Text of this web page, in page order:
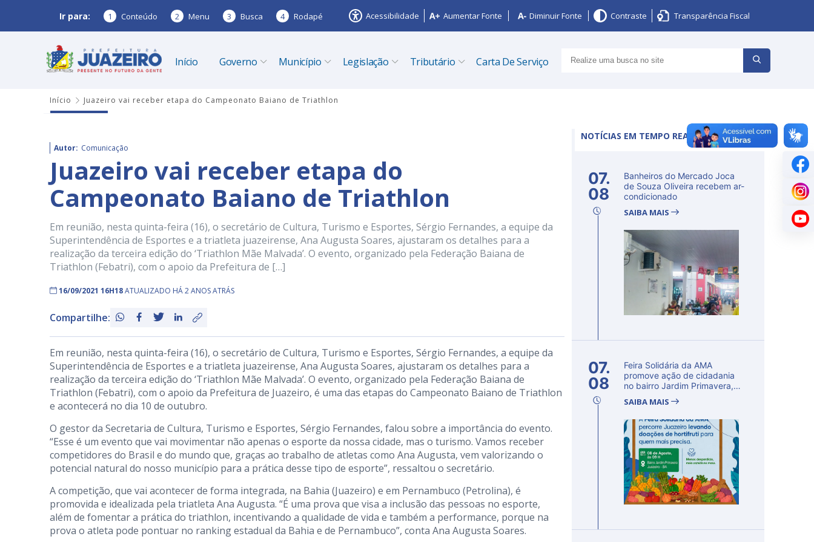
Ir para: 1 Conteúdo 2 Menu 3 Busca 4 Rodapé Acessibilidade Aumentar Fonte Diminuir Fonte Contraste Transparência Fiscal
Início Governo Município Legislação Tributário Carta De Serviço
Início Juazeiro vai receber etapa do Campeonato Baiano de Triathlon
Autor: Comunicação
Juazeiro vai receber etapa do
Campeonato Baiano de Triathlon
Em reunião, nesta quinta-feira (16), o secretário de Cultura, Turismo e Esportes, Sérgio Fernandes, a equipe da
Superintendência de Esportes e a triatleta juazeirense, Ana Augusta Soares, ajustaram os detalhes para a
realização da terceira edição do ‘Triathlon Mãe Malvada’. O evento, organizado pela Federação Baiana de
Triathlon (Febatri), com o apoio da Prefeitura de […]
16/09/2021 16H18ATUALIZADO HÁ 2 ANOS ATRÁS
Compartilhe:
Em reunião, nesta quinta-feira (16), o secretário de Cultura, Turismo e Esportes, Sérgio Fernandes, a equipe da
Superintendência de Esportes e a triatleta juazeirense, Ana Augusta Soares, ajustaram os detalhes para a
realização da terceira edição do ‘Triathlon Mãe Malvada’. O evento, organizado pela Federação Baiana de
Triathlon (Febatri), com o apoio da Prefeitura de Juazeiro, é uma das etapas do Campeonato Baiano de Triathlon
e acontecerá no dia 10 de outubro.
O gestor da Secretaria de Cultura, Turismo e Esportes, Sérgio Fernandes, falou sobre a importância do evento.
“Esse é um evento que vai movimentar não apenas o esporte da nossa cidade, mas o turismo. Vamos receber
competidores do Brasil e do mundo que, graças ao trabalho de atletas como Ana Augusta, vem valorizando o
potencial natural do nosso município para a prática desse tipo de esporte”, ressaltou o secretário.
A competição, que vai acontecer de forma integrada, na Bahia (Juazeiro) e em Pernambuco (Petrolina), é
promovida e idealizada pela triatleta Ana Augusta. “É uma prova que visa a inclusão das pessoas no esporte,
além de fomentar a prática do triathlon, incentivando a qualidade de vida e também a performance, porque na
prova o atleta pode pontuar no ranking estadual da Bahia e de Pernambuco”, conta Ana Augusta Soares.
NOTÍCIAS EM TEMPO REAL
07.
08
Banheiros do Mercado Joca
de Souza Oliveira recebem ar-
condicionado
SAIBA MAIS
07.
08
Feira Solidária da AMA
promove ação de cidadania
no bairro Jardim Primavera,
SAIBA MAIS